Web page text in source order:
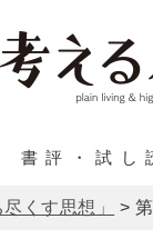
書評・試し
くす思想」 >